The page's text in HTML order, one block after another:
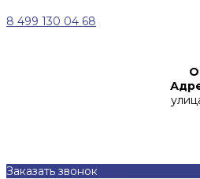
8 499 130 04 68
Заказать звонок